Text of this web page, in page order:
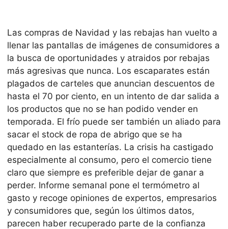
Las compras de Navidad y las rebajas han vuelto a
llenar las pantallas de imágenes de consumidores a
la busca de oportunidades y atraidos por rebajas
más agresivas que nunca. Los escaparates están
plagados de carteles que anuncian descuentos de
hasta el 70 por ciento, en un intento de dar salida a
los productos que no se han podido vender en
temporada. El frío puede ser también un aliado para
sacar el stock de ropa de abrigo que se ha
quedado en las estanterías. La crisis ha castigado
especialmente al consumo, pero el comercio tiene
claro que siempre es preferible dejar de ganar a
perder. Informe semanal pone el termómetro al
gasto y recoge opiniones de expertos, empresarios
y consumidores que, según los últimos datos,
parecen haber recuperado parte de la confianza